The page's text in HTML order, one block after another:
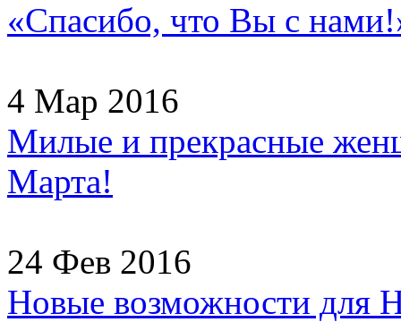
«Спасибо, что Вы с
4 Мар 2016
Милые и прекрасные
Марта!
24 Фев 2016
Новые возможности для